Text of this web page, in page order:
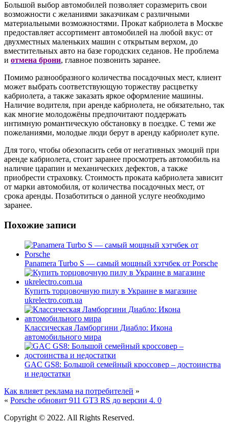
Большой выбор автомобилей позволяет соразмерить свои
возможности с желаниями заказчикам с различными
материальными возможностями. Прокат кабриолета в Москве
предоставляет ассортимент автомобилей на любой вкус: от
двухместных маленьких машин с открытым верхом, до
вместительных авто на базе городских седанов. Не проблема
и отмена брони, главное позвонить заранее.
Помимо разнообразного количества посадочных мест, клиент
может выбрать соответствующую торжеству расцветку
кабриолета, а также заказать яркое оформление машины.
Наличие водителя, при аренде кабриолета, не обязательно, так
как многие молодожёны предпочитают поддержать
интимную романтическую обстановку в поездке. С теми же
пожеланиями, молодые люди берут в аренду кабриолет купе.
Для того, чтобы обезопасить себя от негативных эмоций при
аренде кабриолета, стоит заранее просмотреть автомобиль на
наличие царапин и механических дефектов, а также
приобрести страховку. Стоимость проката кабриолета зависит
от марки автомобиля, от количества посадочных мест, от
срока аренды. Позаботиться о данной услуге необходимо
заранее.
Похожие записи
Panamera Turbo S — самый мощный хэтчбек от Porsche
Купить торцовочную пилу в Украине в магазине
ukrelectro.com.ua
Классическая Ламборгини Диабло: Икона
автомобильного мира
GAC GS8: Большой семейный кроссовер – достоинства
и недостатки
Как влияет реклама на потребителей »
« Porsche обновит 911 GT3 RS до версии 4. 0
Copyright © 2022. All Rights Reserved.